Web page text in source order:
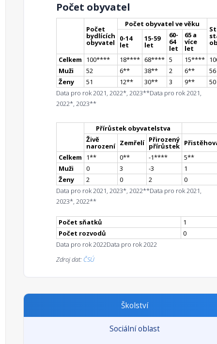
Počet obyvatel
Počet
bydlících
obyvatel
Počet obyvatel ve věku
0-14
let
15-59
let
60-
64
let
65 a
více
let
Celkem
100**** 18**** 68**** 5 15****
Muži
52 6** 38** 2 6**
56
Ženy
51 12** 30** 3 9**
50
Data pro rok 2021, 2022*, 2023**Data pro rok 2021,
2022*, 2023**
Přírůstek obyvatelstva
Živě
narození Zemřelí Přirozený
přírůstek
Celkem
1** 0** -1**** 5**
Muži
0 3 -3
1
Ženy
2 0 2
0
Data pro rok 2021, 2023*, 2022**Data pro rok 2021,
2023*, 2022**
Počet sňatků
1
Počet rozvodů
0
Data pro rok 2022Data pro rok 2022
Zdroj dat: ČSÚ
Školství
Sociální oblast